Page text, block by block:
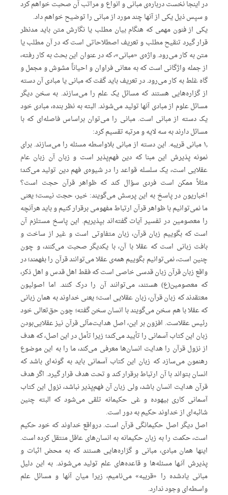
در اینجا نخست درباره‌ی مبانی و انواع و مراتب آن صحبت خواهم کرد
و سپس ذیل یکی از آنها چند مورد از مبانی را توضیح خواهم داد.
یکی از فنون مهمی که هنگام بیان مطلب یا نگارش متن باید مدنظر
قرار گیرد تنقیح مطلب و تعریف اصطلاحاتی است که در آن مطلب یا
متن به کار می‌رود. واژه‌ی «مبانی»، که در عنوان این بحث به کار رفته،
از جمله واژگانی است که به معانی فراوان و احیاناً مشوش و مجمل و
گاه غلط به کار می‌رود. در تعریف باید گفت که مبانی یا مبادی آن دسته
از گزاره‌هایی هستند که مسائل یک علم را می‌سازند. به سخن دیگر
مسائل علوم از مبادی آنها تولید می‌شوند. البته به نظر بنده، مبادی خود
یک دسته از مبانی است. مبانی را می‌توان براساس فاصله‌ای که با
مسائل دارند به سه لایه و مرتبه تقسیم کرد:
۱٫ مبانی قریبه. این دسته از مبانی بلاواسطه مسئله را می‌سازند. برای
نمونه پذیرش این مبنا که دین فهم‌پذیر است و زبان آن زبان عام
عقلایی است، یک سلسله قواعد را در شیوه‌ی فهم دین تولید می‌کند؛
مثلاً ممکن است فردی سؤال کند که ظواهر قرآن حجت است؟
اخباریون در پاسخ به این پرسش می‌گویند: خیر، حجت نیست؛ یعنی
ما نمی‌توانیم با ظواهر قرآن ارتباط مفهومی برقرار کنیم و باید هرآنچه
را معصومین در تفسیر آیات گفته‌اند بپذیریم. این پاسخ مستلزم آن
است که بگوییم زبان قرآن، زبان متفاوتی است و غیر از ساخت و
بافت زبانی است که عقلا با آن، با یکدیگر صحبت می‌کنند، و چون
چنین است، نمی‌توانیم بگوییم همه‌ی عقلا می‌توانند قرآن را بفهمند؛ در
واقع زبان قرآن زبان قدسی خاصی است که فقط اهل قدس و اهل ذکر،
که معصومین(ع) هستند، می‌توانند آن را درک کنند. اما اصولیون
معتقدند که زبان قرآن، زبان عقلایی است؛ یعنی خداوند به همان زبانی
که عقلا با هم سخن می‌گویند با انسان سخن گفته؛ چون حق‌تعالی خود
رئیس عقلاست. افزون بر این، اصل هدایت‌مآلی قرآن نیز عقلایی‌بودن
زبان این کتاب آسمانی را تأیید می‌کند؛ زیرا تأمل در این اصل، که هدف
از نزول قرآن را هدایت انسان‌ها معرفی می‌کند، ما را به این موضوع
رهنمون می‌سازد که زبان این کتاب آسمانی باید به گونه‌ای باشد که
انسان بتواند با آن ارتباط برقرار کند و تحت هدف قرار گیرد. اگر هدف
قرآن هدایت انسان باشد، ولی زبان آن فهم‌پذیر نباشد، نزول این کتاب
آسمانی کاری بیهوده‌‌ و غی حکیمانه تلقی می‌شود که البته چنین
شائبه‌ای از خداوند حکیم به دور است.
اصل دیگر اصل حکیمانگی قرآن است. درواقع خداوند که خود حکیم
است، حکمت را به زبان حکیمانه به انسان‌های عاقل منتقل کرده است.
اینها همان مبادی، مبانی و گزاره‌‌هایی هستند که به محض اثبات و
پذیرش آنـها مسئله‌ها و قاعده‌های علم تولید می‌شوند. به این دلیل
مبانی یادشده را «قریبه» می‌نامیم، زیرا میان آنها و مسائل علم
واسطه‌ای وجود ندارد.